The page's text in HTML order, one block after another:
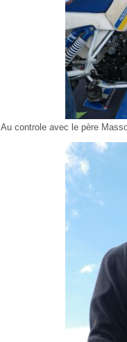
Au controle avec le père